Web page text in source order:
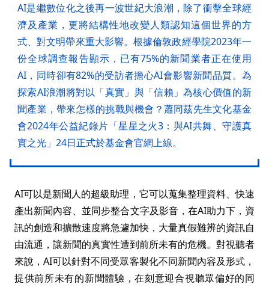
AI是繼數位化之後再一波世紀大浪潮，除了衝擊全球經
濟及產業，更將結構性地改變人類認知這個世界的方
式、對文明帶來重大影響。根據倫敦政經學院2023年一
份全球調查報告顯示，已有75%的新聞業者正在使用
AI，同時卻有82%的受訪者擔心AI會影響新聞品質。為
探索AI浪潮將對以「真實」與「信賴」為核心價值的新
聞產業，帶來怎樣的挑戰與機會？蕭同茲先生文化基金
會2024年公益紀錄片「星星之火3：與AI共舞、守護真
實之光」24日正式於基金會官網上線。
AI可以是新聞人的超級助理，它可以蒐集整理資料、快速
產出新聞內容、並同步整合文字及影音，在AI助力下，資
訊的創造和擴散速度將急遽加快，大量真假難辨的資訊自
由流通，讓新聞的真實性遭到前所未有的危機。對視聽者
來說，AI可以針對不同受眾客製化不同新聞內容及形式，
提供前所未有的新聞體驗，在刻意迎合視聽眾偏好的同